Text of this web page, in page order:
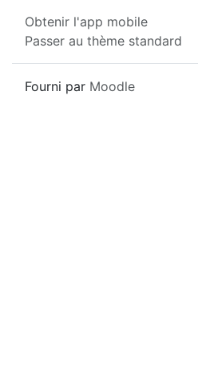
Obtenir l'app mobile
Passer au thème standard
Fourni par Moodle